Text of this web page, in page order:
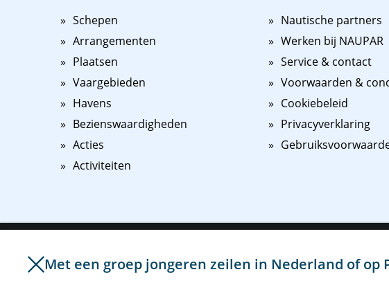
Schepen
Arrangementen
Plaatsen
Vaargebieden
Havens
Bezienswaardigheden
Acties
Activiteiten
Nautische partners
Werken bij NAUPAR
Service & contact
Voorwaarden &
Cookiebeleid
Privacyverklaring
NAUPAR
Met een groep jongeren zeilen in Nederland of op
gebruik van cookies en vergelijkbare technieken. Hiermee kunnen wij en
website aanpassen aan uw interesses. Door op "Ik ga akkoord" te klikken,